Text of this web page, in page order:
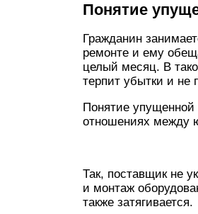
Понятие
Гражданин
ремонте и ему
целый месяц. В
терпит убытки и не
Понятие упущенной
отношениях между
Так, поставщик не
и монтаж
также затягивается.